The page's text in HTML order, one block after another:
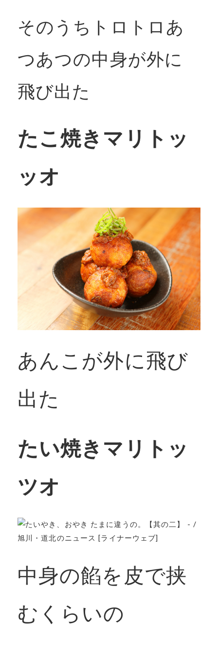
そのうちトロトロあ
つあつの中身が外に
飛び出た
たこ焼きマリトッ
ッオ
あんこが外に飛び
出た
たい焼きマリトッ
ツオ
中身の餡を皮で挟
むくらいの